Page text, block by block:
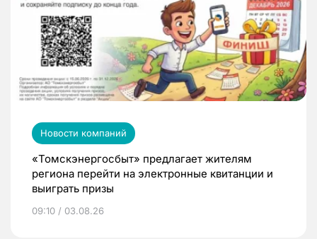
Новости компаний
«Томскэнергосбыт» предлагает жителям
региона перейти на электронные квитанции и
выиграть призы
09:10 / 03.08.26